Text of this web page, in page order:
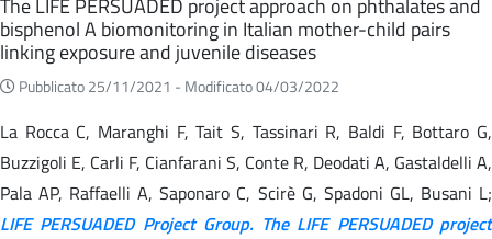
Eventi
bisphenol A biomonitoring in Italian mother-child pairs
linking exposure and juvenile diseases
Pubblicato 25/11/2021 - Modificato 04/03/2022
La Rocca C, Maranghi F, Tait S, Tassinari R, Baldi F, Bottaro G,
Buzzigoli E, Carli F, Cianfarani S, Conte R, Deodati A, Gastaldelli A,
Pala AP, Raffaelli A, Saponaro C, Scirè G, Spadoni GL, Busani L;
LIFE PERSUADED Project Group. The LIFE PERSUADED project